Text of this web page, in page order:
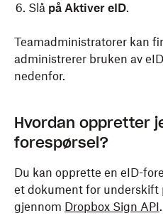
Slå på Aktiver eID.
Teamadministratorer kan
administrerer bruken av
nedenfor.
Hvordan oppretter
forespørsel?
Du kan opprette en eID-
et dokument for underskift
gjennom Dropbox Sign API.